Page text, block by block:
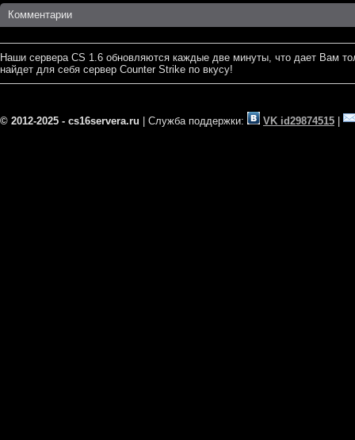
Комментарии
Наши сервера CS 1.6 обновляются каждые две минуты, что дает Вам
найдет для себя сервер Counter Strike по вкусу!
© 2012-2025 - cs16servera.ru | Служба поддержки: VK id29874515